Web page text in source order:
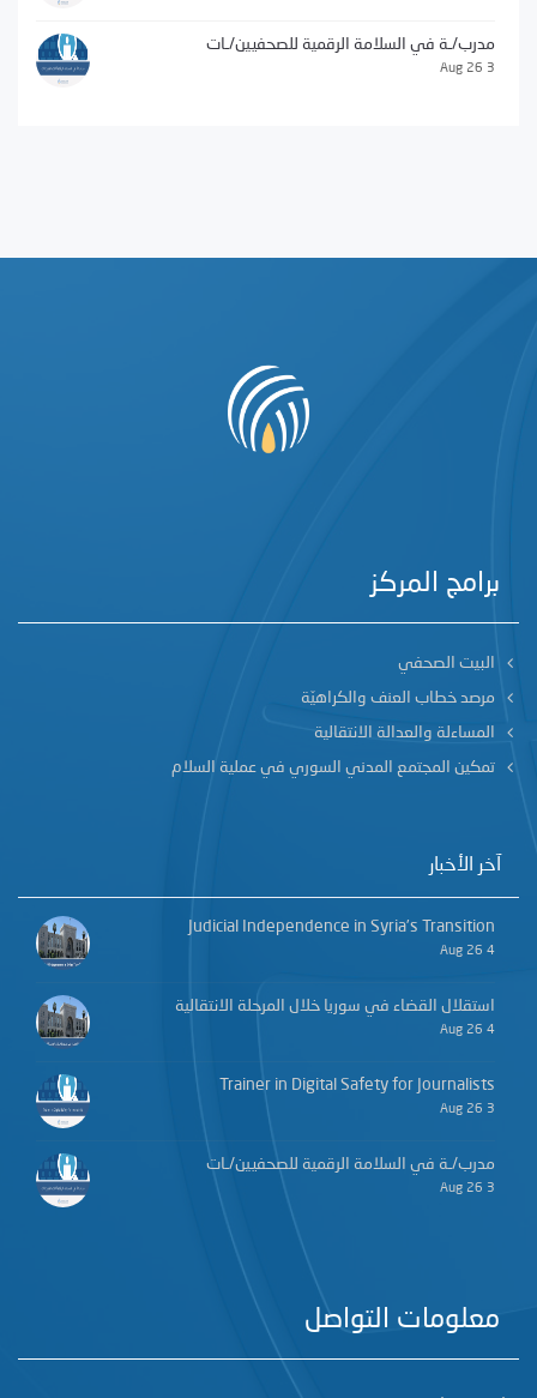
مدرب/ـة في السلامة الرقمية للصحفيين/ـات
3 Aug 26
برامج المركز
البيت الصحفي
مرصد خطاب العنف والكراهيّة
المساءلة والعدالة الانتقالية
تمكين المجتمع المدني السوري في عملية السلام
آخر الأخبار
Judicial Independence in Syria’s Transition
4 Aug 26
استقلال القضاء في سوريا خلال المرحلة الانتقالية
4 Aug 26
Trainer in Digital Safety for Journalists
3 Aug 26
مدرب/ـة في السلامة الرقمية للصحفيين/ـات
3 Aug 26
معلومات التواصل